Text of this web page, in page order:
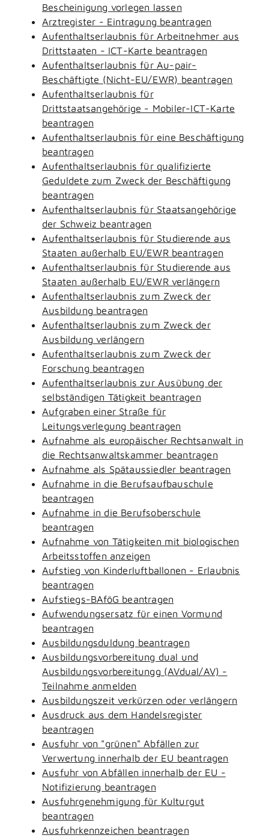
Bescheinigung vorlegen lassen
Arztregister - Eintragung beantragen
Aufenthaltserlaubnis für Arbeitnehmer aus
Drittstaaten - ICT-Karte beantragen
Aufenthaltserlaubnis für Au-pair-
Beschäftigte (Nicht-EU/EWR) beantragen
Aufenthaltserlaubnis für
Drittstaatsangehörige - Mobiler-ICT-Karte
beantragen
Aufenthaltserlaubnis für eine Beschäftigung
beantragen
Aufenthaltserlaubnis für qualifizierte
Geduldete zum Zweck der Beschäftigung
beantragen
Aufenthaltserlaubnis für Staatsangehörige
der Schweiz beantragen
Aufenthaltserlaubnis für Studierende aus
Staaten außerhalb EU/EWR beantragen
Aufenthaltserlaubnis für Studierende aus
Staaten außerhalb EU/EWR verlängern
Aufenthaltserlaubnis zum Zweck der
Ausbildung beantragen
Aufenthaltserlaubnis zum Zweck der
Ausbildung verlängern
Aufenthaltserlaubnis zum Zweck der
Forschung beantragen
Aufenthaltserlaubnis zur Ausübung der
selbständigen Tätigkeit beantragen
Aufgraben einer Straße für
Leitungsverlegung beantragen
Aufnahme als europäischer Rechtsanwalt in
die Rechtsanwaltskammer beantragen
Aufnahme als Spätaussiedler beantragen
Aufnahme in die Berufsaufbauschule
beantragen
Aufnahme in die Berufsoberschule
beantragen
Aufnahme von Tätigkeiten mit biologischen
Arbeitsstoffen anzeigen
Aufstieg von Kinderluftballonen - Erlaubnis
beantragen
Aufstiegs-BAföG beantragen
Aufwendungsersatz für einen Vormund
beantragen
Ausbildungsduldung beantragen
Ausbildungsvorbereitung dual und
Ausbildungsvorbereitungg (AVdual/AV) -
Teilnahme anmelden
Ausbildungszeit verkürzen oder verlängern
Ausdruck aus dem Handelsregister
beantragen
Ausfuhr von "grünen" Abfällen zur
Verwertung innerhalb der EU beantragen
Ausfuhr von Abfällen innerhalb der EU -
Notifizierung beantragen
Ausfuhrgenehmigung für Kulturgut
beantragen
Ausfuhrkennzeichen beantragen